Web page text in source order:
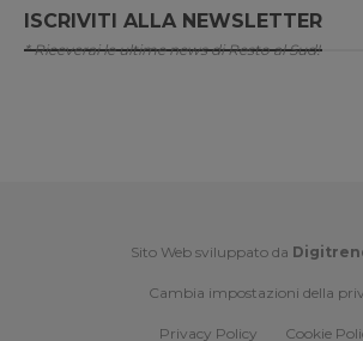
ISCRIVITI ALLA NEWSLETTER
* Riceverai le ultime news di Resto al Sud!
Sito Web sviluppato da
Cambia impostazioni della
Privacy Policy Cookie